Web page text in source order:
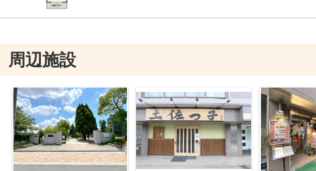
周辺施設